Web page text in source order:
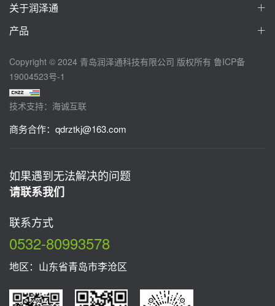
关于润泽通
产品
Copyright © 2024 青岛润泽通科技有限公司 版权所有 鲁ICP备
19004523号-1
技术支持：海诚互联
商务合作： qdrztkj@163.com
如果遇到无法解决的问题
请联系我们
联系方式
0532-80993578
地区：山东省青岛市李沧区